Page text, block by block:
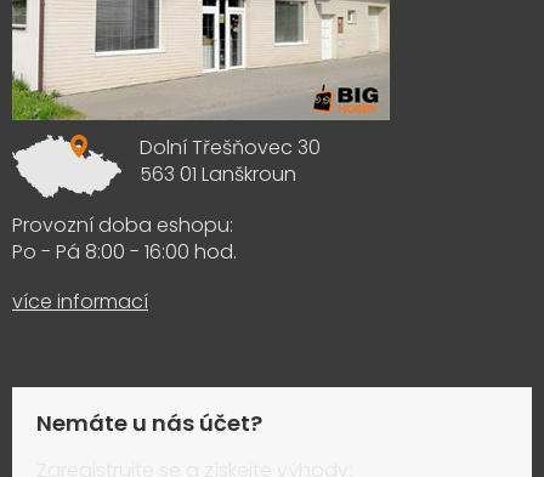
Dolní Třešňovec 30
563 01 Lanškroun
Provozní doba eshopu:
Po - Pá 8:00 - 16:00 hod.
více informací
Nemáte u nás účet?